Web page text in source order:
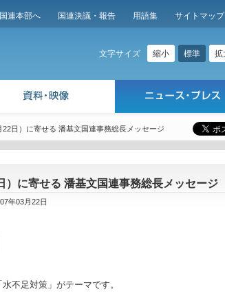
国連本部へ 国連決議・報告 用語集 サイトマップ
文字サイズ 縮小 標準 拡
22日）に寄せる 潘基文国連事務総長メッセージ
）に寄せる 潘基文国連事務総長メッセージ
年03月22日
不足対策」がテーマです。